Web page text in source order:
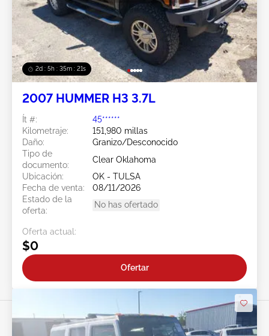
2d : 5h : 35m : 20s
2007 HUMMER H3 3.7L
Ít #:
45******
Kilometraje:
151,980 millas
Daño:
Granizo/Desconocido
Tipo de
documento:
Clear Oklahoma
Ubicación:
OK - TULSA
Fecha de venta:
08/11/2026
Estado de la
oferta:
No has ofertado
Oferta actual:
$0
Ofertar